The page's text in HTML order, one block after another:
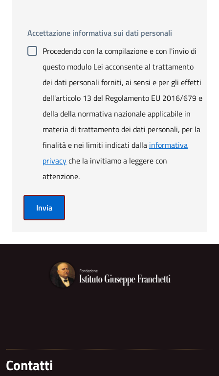
Accettazione informativa sui dati personali
Procedendo con la compilazione e con l'invio di
questo modulo Lei acconsente al trattamento
dei dati personali forniti, ai sensi e per gli effetti
dell'articolo 13 del Regolamento EU 2016/679 e
della della normativa nazionale applicabile in
materia di trattamento dei dati personali, per la
finalità e nei limiti indicati dalla informativa
privacyche la invitiamo a leggere con
attenzione.
Invia
Contatti